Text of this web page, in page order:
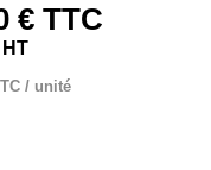
€ TTC
/ unité